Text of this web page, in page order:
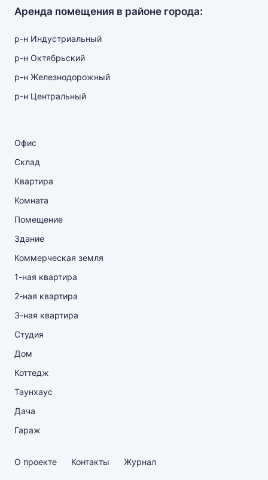
Аренда помещения в районе города:
р-н Индустриальный
р-н Октябрьский
р-н Железнодорожный
р-н Центральный
Офис
Склад
Квартира
Комната
Помещение
Здание
Коммерческая земля
1-ная квартира
2-ная квартира
3-ная квартира
Студия
Дом
Коттедж
Таунхаус
Дача
Гараж
О проекте Контакты Журнал